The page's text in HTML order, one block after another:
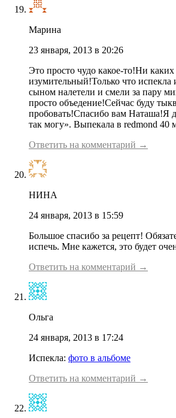
Марина
23 января, 2013 в 20:26
Это просто чудо какое-то!Ни
изумительный!Только что
сыном налетели и смели за пару
просто объедение!Сейчас буду
пробовать!Спасибо вам Наташа!Я
так могу». Выпекала в redmond 40
Ответить на комментарий →
НИНА
24 января, 2013 в 15:59
Большое спасибо за рецепт!
испечь. Мне кажется, это будет
Ответить на комментарий →
Ольга
24 января, 2013 в 17:24
Испекла: фото в альбоме
Ответить на комментарий →